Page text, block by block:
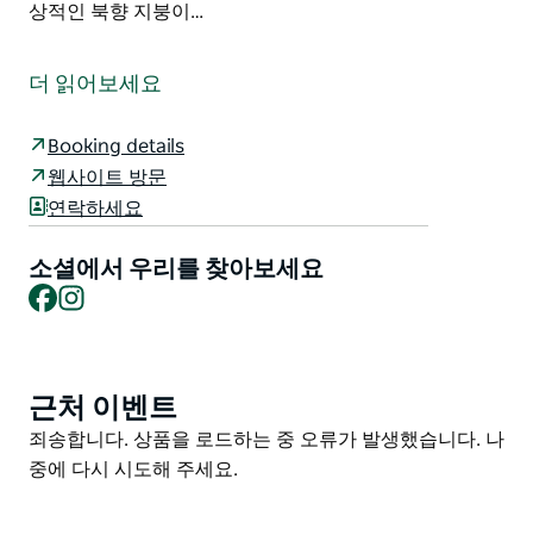
상적인 북향 지붕이…
작된 클래식 코티지를 새롭게 재해석한 숙박 시설입니다.
을 위한 편안하고 조용한 환경을 제공합니다.
분다눈(Bundanoon)의 평화로운 지역에 위치한 이 숙소
는 옥상 너머로 언덕과 방목장까지 쾌적하고 높은 전망을
제공합니다. 마을까지 차로 단 2km 거리에 있으며 식사를
위해 Bundanoon Hotel까지 도보로 지름길을 이용하고,
넓은 주방/가족/식사 공간은 지붕이 덮인 깊고 재미있는
데크로 이어집니다. 숨막히는 일몰을 감상하기 전에 아침
커피나 오후 음료를 즐기기에 이상적인 북향 지붕이 있는
베란다도 있습니다. 차고 밖의 지붕이 있는 공간은 바비큐
더 읽어보세요
Booking details
웹사이트 방문
연락하세요
소셜에서 우리를 찾아보세요
Facebook
Product
List
근처 이벤트
Product
List
죄송합니다. 상품을 로드하는 중 오류가 발생했습니다. 나
중에 다시 시도해 주세요.